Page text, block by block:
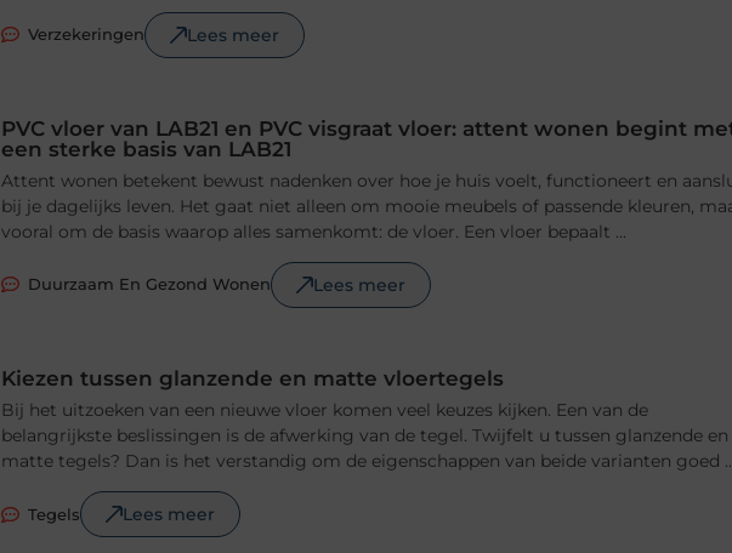
Verzekeringen Lees meer
PVC vloer van LAB21 en PVC visgraat vloer: attent wonen begint
een sterke basis van LAB21
Attent wonen betekent bewust nadenken over hoe je huis voelt, functioneert en
bij je dagelijks leven. Het gaat niet alleen om mooie meubels of passende kleuren,
vooral om de basis waarop alles samenkomt: de vloer. Een vloer bepaalt ...
Duurzaam En Gezond Wonen Lees meer
Kiezen tussen glanzende en matte vloertegels
Bij het uitzoeken van een nieuwe vloer komen veel keuzes kijken. Een van de
belangrijkste beslissingen is de afwerking van de tegel. Twijfelt u tussen glanzende en
matte tegels? Dan is het verstandig om de eigenschappen van beide varianten goed
Tegels Lees meer